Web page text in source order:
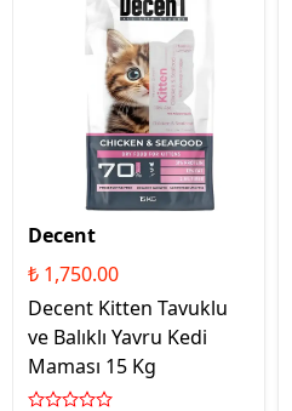
Decent
₺ 1,750.00
Decent Kitten Tavuklu
ve Balıklı Yavru Kedi
Maması 15 Kg